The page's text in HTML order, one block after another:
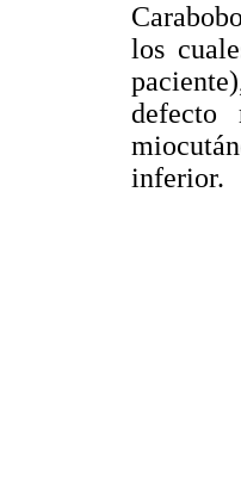
los
defecto
inferior.